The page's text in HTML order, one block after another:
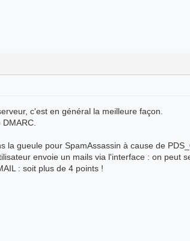
c'est en général la meilleure façon.
la gueule pour SpamAssassin à cause de
envoie un mails via l'interface : on peut
: soit plus de 4 points !